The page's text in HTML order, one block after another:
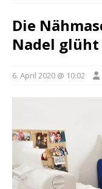
Die
Nadel glüht
6. April 2020 @ 10:02